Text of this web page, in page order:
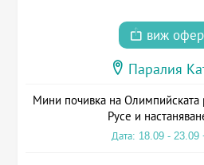
виж
Паралия
Мини почивка на Олимпийската
Русе и
Дата: 18.09 - 23.09